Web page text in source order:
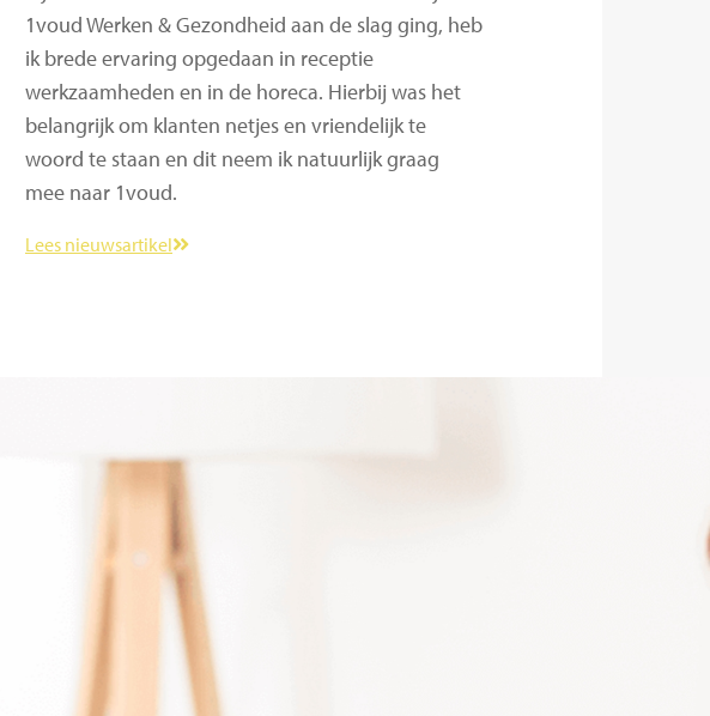
1voud Werken & Gezondheid aan de slag ging, heb
ik brede ervaring opgedaan in receptie
werkzaamheden en in de horeca. Hierbij was het
belangrijk om klanten netjes en vriendelijk te
woord te staan en dit neem ik natuurlijk graag
mee naar 1voud.
Lees nieuwsartikel